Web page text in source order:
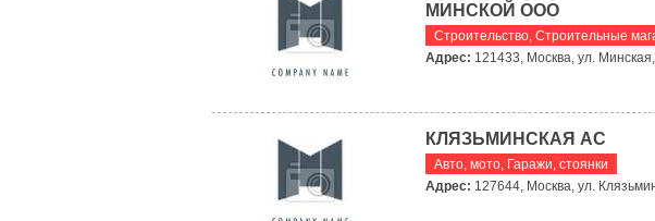
МИНСКОЙ ООО
Строительство, Строительные
Адрес: 121433, Москва, ул.
КЛЯЗЬМИНСКАЯ АС
Авто, мото, Гаражи, стоянки
Адрес: 127644, Москва, ул.